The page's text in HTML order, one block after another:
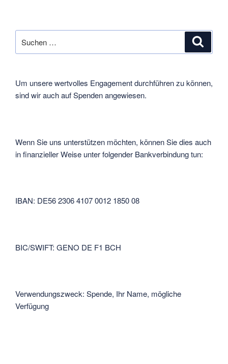
nach:
Um unsere wertvolles Engagement durchführen zu können,
sind wir auch auf Spenden angewiesen.
Wenn Sie uns unterstützen möchten, können Sie dies auch
in finanzieller Weise unter folgender Bankverbindung tun:
IBAN: DE56 2306 4107 0012 1850 08
BIC/SWIFT: GENO DE F1 BCH
Verwendungszweck: Spende, Ihr Name, mögliche
Verfügung